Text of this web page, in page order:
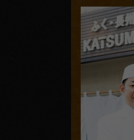
拶